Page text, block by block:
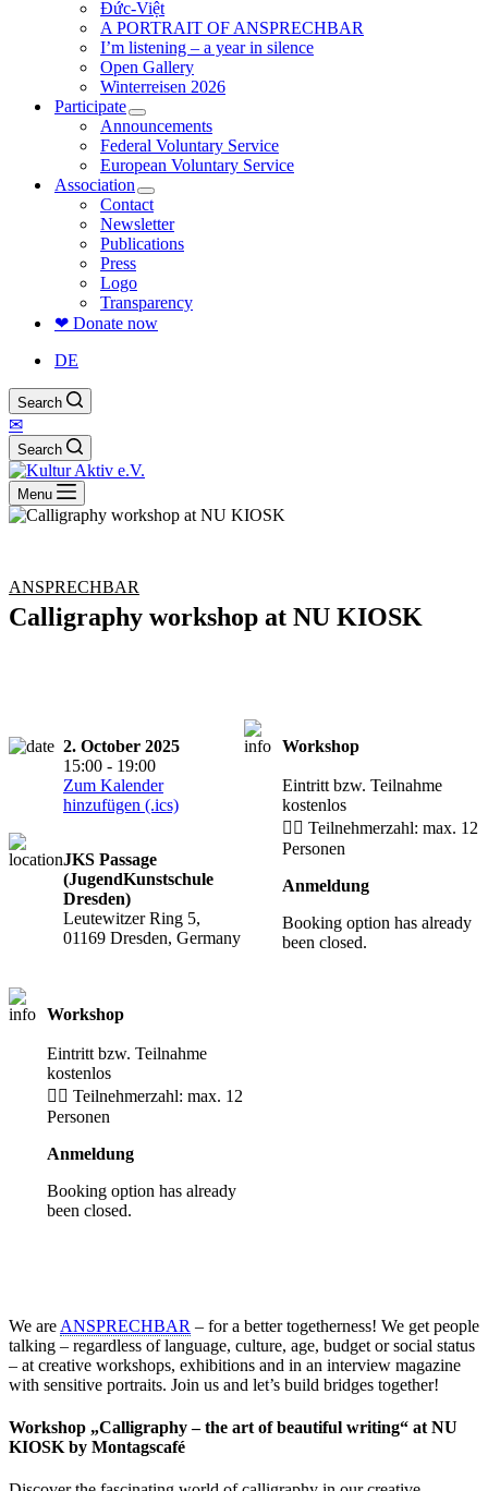
Đức-Việt
A PORTRAIT OF ANSPRECHBAR
I’m listening – a year in silence
Open Gallery
Winterreisen 2026
Participate
Announcements
Federal Voluntary Service
European Voluntary Service
Association
Contact
Newsletter
Publications
Press
Logo
Transparency
❤ Donate now
DE
Search
✉
Search
Menu
ANSPRECHBAR
Calligraphy workshop at NU KIOSK
2. October 2025
15:00 - 19:00
Zum Kalender
hinzufügen (.ics)
JKS Passage
(JugendKunstschule
Dresden)
Leutewitzer Ring 5,
01169 Dresden, Germany
Workshop
Eintritt bzw. Teilnahme
kostenlos
🙋‍♀️ Teilnehmerzahl: max. 12
Personen
Anmeldung
Booking option has already
been closed.
Workshop
Eintritt bzw. Teilnahme
kostenlos
🙋‍♀️ Teilnehmerzahl: max. 12
Personen
Anmeldung
Booking option has already
been closed.
We are ANSPRECHBAR – for a better togetherness! We get people
talking – regardless of language, culture, age, budget or social status
– at creative workshops, exhibitions and in an interview magazine
with sensitive portraits. Join us and let’s build bridges together!
Workshop „Calligraphy – the art of beautiful writing“ at NU
KIOSK by Montagscafé